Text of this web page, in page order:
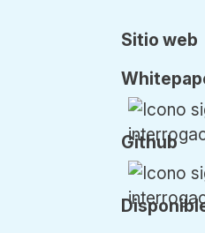
Sitio web
Github